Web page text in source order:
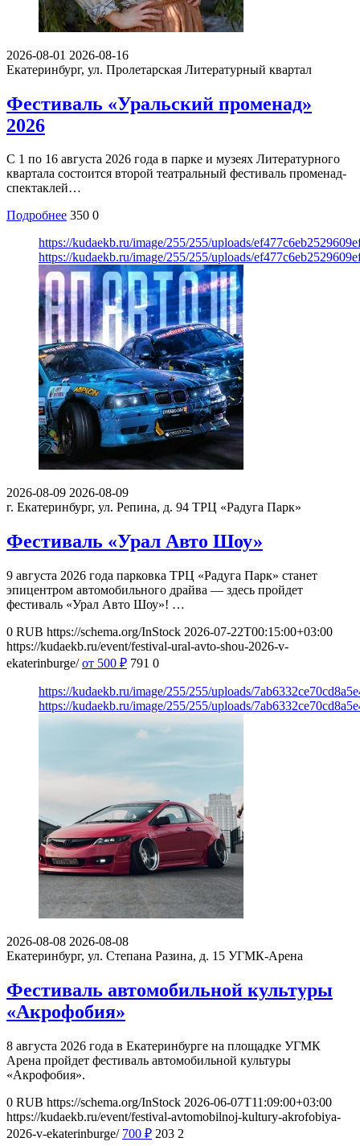
2026-08-01 2026-08-16
Екатеринбург, ул. Пролетарская Литературный квартал
Фестиваль «Уральский променад»
2026
С 1 по 16 августа 2026 года в парке и музеях Литературного
квартала состоится второй театральный фестиваль променад-
спектаклей…
Подробнее 350 0
https://kudaekb.ru/image/255/255/uploads/
https://kudaekb.ru/image/255/255/uploads/
2026-08-09 2026-08-09
г. Екатеринбург, ул. Репина, д. 94 ТРЦ «Радуга Парк»
Фестиваль «Урал Авто Шоу»
9 августа 2026 года парковка ТРЦ «Радуга Парк» станет
эпицентром автомобильного драйва — здесь пройдет
фестиваль «Урал Авто Шоу»! …
0 RUB https://schema.org/InStock 2026-07-22T00:15:00+03:00
https://kudaekb.ru/event/festival-ural-avto-shou-2026-v-
ekaterinburge/ от 500 ₽ 791 0
https://kudaekb.ru/image/255/255/uploads/
https://kudaekb.ru/image/255/255/uploads/
2026-08-08 2026-08-08
Екатеринбург, ул. Степана Разина, д. 15 УГМК-Арена
Фестиваль автомобильной культуры
«Акрофобия»
8 августа 2026 года в Екатеринбурге на площадке УГМК
Арена пройдет фестиваль автомобильной культуры
«Акрофобия».
0 RUB https://schema.org/InStock 2026-06-07T11:09:00+03:00
https://kudaekb.ru/event/festival-avtomobilnoj-kultury-akrofobiya-
2026-v-ekaterinburge/ 700 ₽ 203 2